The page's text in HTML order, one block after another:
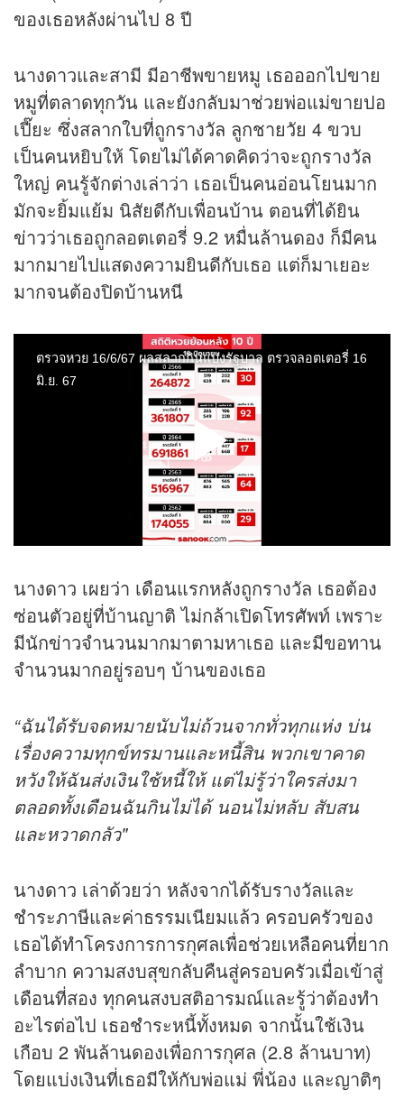
ของเธอหลังผ่านไป 8 ปี
นางดาวและสามี มีอาชีพขายหมู เธอออกไปขาย
หมูที่ตลาดทุกวัน และยังกลับมาช่วยพ่อแม่ขายปอ
เปี๊ยะ ซึ่งสลากใบที่ถูกรางวัล ลูกชายวัย 4 ขวบ
เป็นคนหยิบให้ โดยไม่ได้คาดคิดว่าจะถูกรางวัล
ใหญ่ คนรู้จักต่างเล่าว่า เธอเป็นคนอ่อนโยนมาก
มักจะยิ้มแย้ม นิสัยดีกับเพื่อนบ้าน ตอนที่ได้ยิน
ข่าวว่าเธอถูกลอตเตอรี่ 9.2 หมื่นล้านดอง ก็มีคน
มากมายไปแสดงความยินดีกับเธอ แต่ก็มาเยอะ
มากจนต้องปิดบ้านหนี
นางดาว เผยว่า เดือนแรกหลังถูกรางวัล เธอต้อง
ซ่อนตัวอยู่ที่บ้านญาติ ไม่กล้าเปิดโทรศัพท์ เพราะ
มีนักข่าวจำนวนมากมาตามหาเธอ และมีขอทาน
จำนวนมากอยู่รอบๆ บ้านของเธอ
“ฉันได้รับจดหมายนับไม่ถ้วนจากทั่วทุกแห่ง บ่น
เรื่องความทุกข์ทรมานและหนี้สิน พวกเขาคาด
หวังให้ฉันส่งเงินใช้หนี้ให้ แต่ไม่รู้ว่าใครส่งมา
ตลอดทั้งเดือนฉันกินไม่ได้ นอนไม่หลับ สับสน
และหวาดกลัว"
นางดาว เล่าด้วยว่า หลังจากได้รับรางวัลและ
ชำระภาษีและค่าธรรมเนียมแล้ว ครอบครัวของ
เธอได้ทำโครงการการกุศลเพื่อช่วยเหลือคนที่ยาก
ลำบาก ความสงบสุขกลับคืนสู่ครอบครัวเมื่อเข้าสู่
เดือนที่สอง ทุกคนสงบสติอารมณ์และรู้ว่าต้องทำ
อะไรต่อไป เธอชำระหนี้ทั้งหมด จากนั้นใช้เงิน
เกือบ 2 พันล้านดองเพื่อการกุศล (2.8 ล้านบาท)
โดยแบ่งเงินที่เธอมีให้กับพ่อแม่ พี่น้อง และญาติๆ